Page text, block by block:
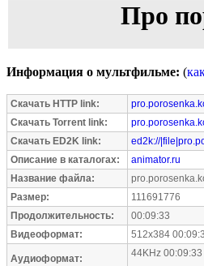
Про
Информация о мультфильме: (
Скачать HTTP link:
Скачать Torrent link:
Скачать ED2K link:
ed2k://
Описание в каталогах:
animator.ru
Название файла:
Размер:
111691776
Продолжительность:
00:09:33
Видеоформат:
512x384
Аудиоформат: 44KHz